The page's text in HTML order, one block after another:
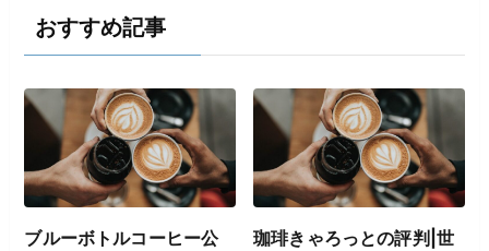
おすすめ記事
ブルーボトルコーヒー公
珈琲きゃろっとの評判|世